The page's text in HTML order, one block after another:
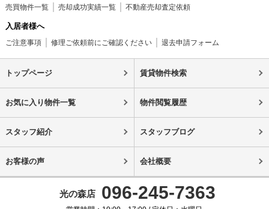
売買物件一覧 売却成功実績一覧 不動産売却査定依頼
入居者様へ
ご注意事項 修理ご依頼前にご確認ください 退去申請フォーム
トップページ 賃貸物件検索
お気に入り物件一覧 物件閲覧履歴
スタッフ紹介 スタッフブログ
お客様の声 会社概要
光の森店 096-245-7363